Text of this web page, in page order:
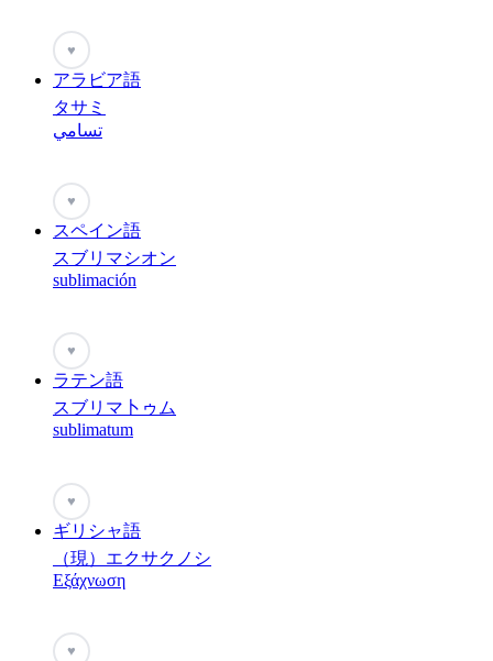
♥
アラビア語
タサミ
تسامي
♥
スペイン語
スブリマシオン
sublimación
♥
ラテン語
スブリマ卜ゥム
sublimatum
♥
ギリシャ語
（現）エクサクノシ
Εξάχνωση
♥